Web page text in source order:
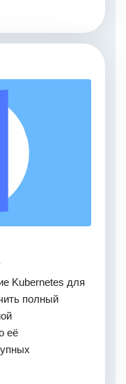
Kubernetes для
полный
её